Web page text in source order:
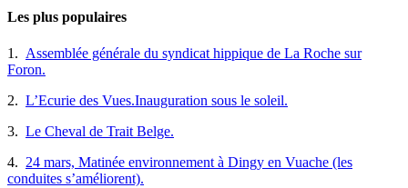
Les plus populaires
1. Assemblée générale du syndicat hippique de La Roche sur
Foron.
2. L’Ecurie des Vues.Inauguration sous le soleil.
3. Le Cheval de Trait Belge.
4. 24 mars, Matinée environnement à Dingy en Vuache (les
conduites s’améliorent).